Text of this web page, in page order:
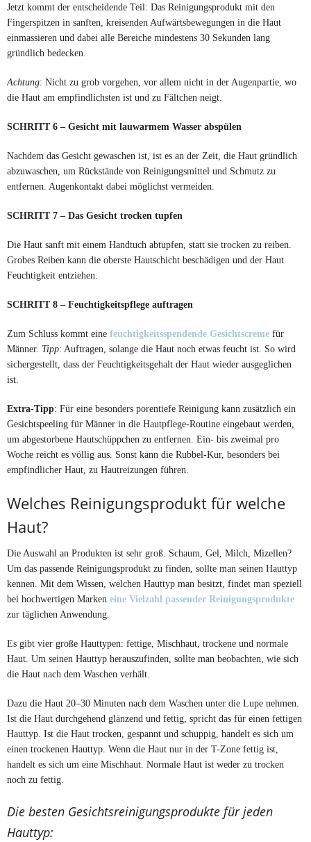
Jetzt kommt der entscheidende Teil: Das Reinigungsprodukt mit den
Fingerspitzen in sanften, kreisenden Aufwärtsbewegungen in die Haut
einmassieren und dabei alle Bereiche mindestens 30 Sekunden lang
gründlich bedecken.
Achtung: Nicht zu grob vorgehen, vor allem nicht in der Augenpartie, wo
die Haut am empfindlichsten ist und zu Fältchen neigt.
SCHRITT 6 – Gesicht mit lauwarmem Wasser abspülen
Nachdem das Gesicht gewaschen ist, ist es an der Zeit, die Haut gründlich
abzuwaschen, um Rückstände von Reinigungsmittel und Schmutz zu
entfernen. Augenkontakt dabei möglichst vermeiden.
SCHRITT 7 – Das Gesicht trocken tupfen
Die Haut sanft mit einem Handtuch abtupfen, statt sie trocken zu reiben.
Grobes Reiben kann die oberste Hautschicht beschädigen und der Haut
Feuchtigkeit entziehen.
SCHRITT 8 – Feuchtigkeitspflege auftragen
Zum Schluss kommt eine feuchtigkeitsspendende Gesichtscreme für
Männer. Tipp: Auftragen, solange die Haut noch etwas feucht ist. So wird
sichergestellt, dass der Feuchtigkeitsgehalt der Haut wieder ausgeglichen
ist.
Extra-Tipp: Für eine besonders porentiefe Reinigung kann zusätzlich ein
Gesichtspeeling für Männer in die Hautpflege-Routine eingebaut werden,
um abgestorbene Hautschüppchen zu entfernen. Ein- bis zweimal pro
Woche reicht es völlig aus. Sonst kann die Rubbel-Kur, besonders bei
empfindlicher Haut, zu Hautreizungen führen.
Welches Reinigungsprodukt für welche
Haut?
Die Auswahl an Produkten ist sehr groß. Schaum, Gel, Milch, Mizellen?
Um das passende Reinigungsprodukt zu finden, sollte man seinen Hauttyp
kennen. Mit dem Wissen, welchen Hauttyp man besitzt, findet man speziell
bei hochwertigen Marken eine Vielzahl passender Reinigungsprodukte
zur täglichen Anwendung.
Es gibt vier große Hauttypen: fettige, Mischhaut, trockene und normale
Haut. Um seinen Hauttyp herauszufinden, sollte man beobachten, wie sich
die Haut nach dem Waschen verhält.
Dazu die Haut 20–30 Minuten nach dem Waschen unter die Lupe nehmen.
Ist die Haut durchgehend glänzend und fettig, spricht das für einen fettigen
Hauttyp. Ist die Haut trocken, gespannt und schuppig, handelt es sich um
einen trockenen Hauttyp. Wenn die Haut nur in der T-Zone fettig ist,
handelt es sich um eine Mischhaut. Normale Haut ist weder zu trocken
noch zu fettig.
Die besten Gesichtsreinigungsprodukte für jeden
Hauttyp: